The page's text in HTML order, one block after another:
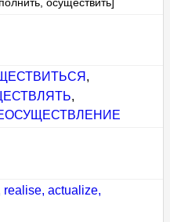
осуществить]
,
,
actualize,